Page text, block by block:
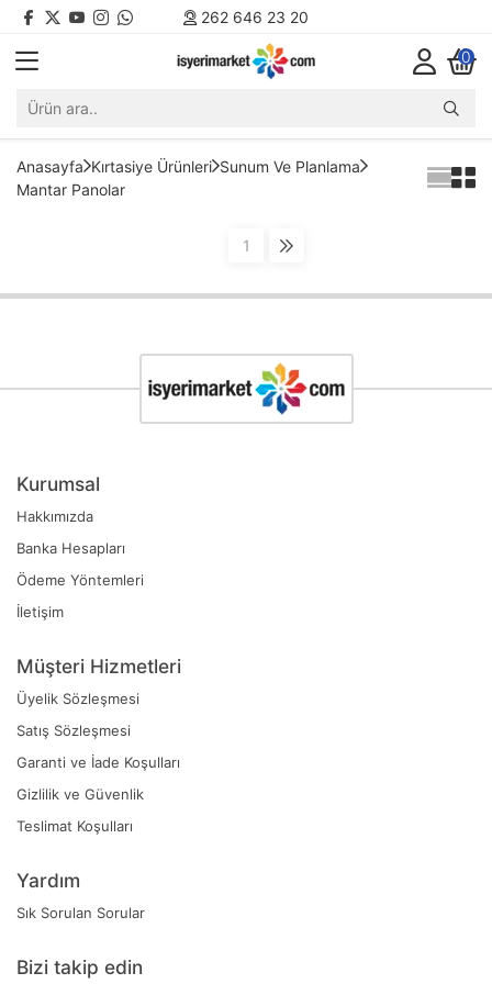
262 646 23 20
0
Anasayfa Kırtasiye Ürünleri Sunum Ve Planlama
Mantar Panolar
1
Kurumsal
Hakkımızda
Banka Hesapları
Ödeme Yöntemleri
İletişim
Müşteri Hizmetleri
Üyelik Sözleşmesi
Satış Sözleşmesi
Garanti ve İade Koşulları
Gizlilik ve Güvenlik
Teslimat Koşulları
Yardım
Sık Sorulan Sorular
Bizi takip edin